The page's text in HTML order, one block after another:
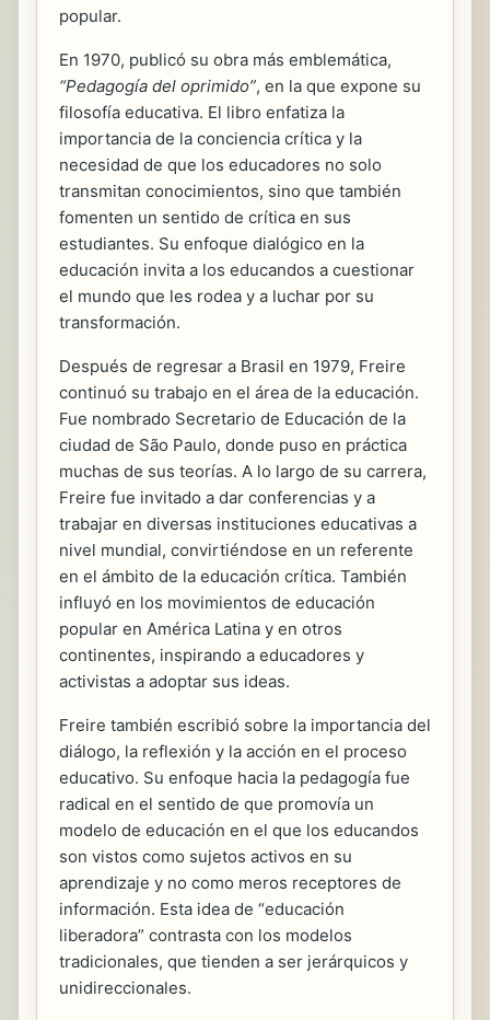
popular.
En 1970, publicó su obra más emblemática,
“Pedagogía del oprimido”, en la que expone su
filosofía educativa. El libro enfatiza la
importancia de la conciencia crítica y la
necesidad de que los educadores no solo
transmitan conocimientos, sino que también
fomenten un sentido de crítica en sus
estudiantes. Su enfoque dialógico en la
educación invita a los educandos a cuestionar
el mundo que les rodea y a luchar por su
transformación.
Después de regresar a Brasil en 1979, Freire
continuó su trabajo en el área de la educación.
Fue nombrado Secretario de Educación de la
ciudad de São Paulo, donde puso en práctica
muchas de sus teorías. A lo largo de su carrera,
Freire fue invitado a dar conferencias y a
trabajar en diversas instituciones educativas a
nivel mundial, convirtiéndose en un referente
en el ámbito de la educación crítica. También
influyó en los movimientos de educación
popular en América Latina y en otros
continentes, inspirando a educadores y
activistas a adoptar sus ideas.
Freire también escribió sobre la importancia del
diálogo, la reflexión y la acción en el proceso
educativo. Su enfoque hacia la pedagogía fue
radical en el sentido de que promovía un
modelo de educación en el que los educandos
son vistos como sujetos activos en su
aprendizaje y no como meros receptores de
información. Esta idea de “educación
liberadora” contrasta con los modelos
tradicionales, que tienden a ser jerárquicos y
unidireccionales.